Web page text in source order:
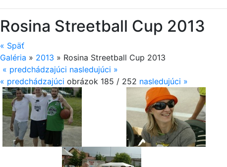
Rosina Streetball Cup 2013
« Späť
Galéria » 2013 » Rosina Streetball Cup 2013
« predchádzajúci nasledujúci »
« predchádzajúci obrázok 185 / 252 nasledujúci »